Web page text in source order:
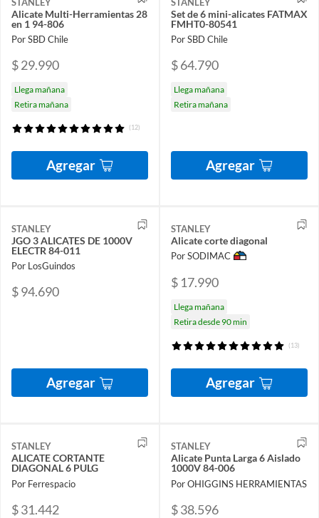
Alicate Multi-Herramientas 28
en 1 94-806
Por SBD Chile
$ 29.990
Llega mañana
Retira mañana
(12)
Agregar
Set de 6 mini-alicates FATMAX
FMHT0-80541
Por SBD Chile
$ 64.790
Llega mañana
Retira mañana
Agregar
STANLEY
JGO 3 ALICATES DE 1000V
ELECTR 84-011
Por LosGuindos
$ 94.690
Agregar
STANLEY
Alicate corte diagonal
Por SODIMAC
$ 17.990
Llega mañana
Retira desde 90 min
(13)
Agregar
STANLEY
ALICATE CORTANTE
DIAGONAL 6 PULG
Por Ferrespacio
$ 31.442
STANLEY
Alicate Punta Larga 6 Aislado
1000V 84-006
Por OHIGGINS HERRAMIENTAS
$ 38.596